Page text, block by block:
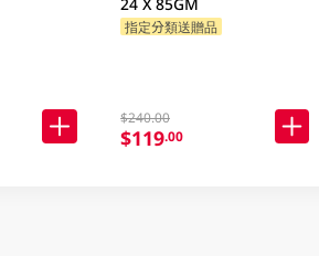
指定分類送贈品
$240.00
$119.00